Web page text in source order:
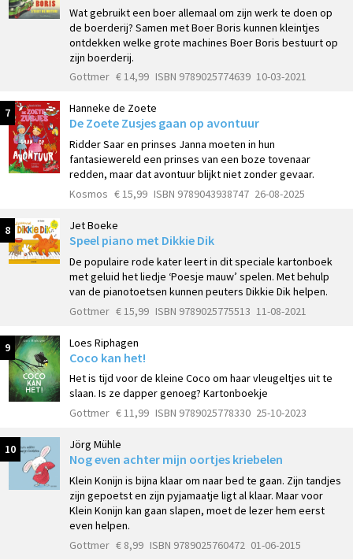
Wat gebruikt een boer allemaal om zijn werk te doen op
de boerderij? Samen met Boer Boris kunnen kleintjes
ontdekken welke grote machines Boer Boris bestuurt op
zijn boerderij.
Gottmer € 14,99 ISBN 9789025774639 10-03-2021
7 Hanneke de Zoete
De Zoete Zusjes gaan op avontuur
Ridder Saar en prinses Janna moeten in hun
fantasiewereld een prinses van een boze tovenaar
redden, maar dat avontuur blijkt niet zonder gevaar.
Kosmos € 15,99 ISBN 9789043938747 26-08-2025
8 Jet Boeke
Speel piano met Dikkie Dik
De populaire rode kater leert in dit speciale kartonboek
met geluid het liedje ‘Poesje mauw’ spelen. Met behulp
van de pianotoetsen kunnen peuters Dikkie Dik helpen.
Gottmer € 15,99 ISBN 9789025775513 11-08-2021
9 Loes Riphagen
Coco kan het!
Het is tijd voor de kleine Coco om haar vleugeltjes uit te
slaan. Is ze dapper genoeg? Kartonboekje
Gottmer € 11,99 ISBN 9789025778330 25-10-2023
10 Jörg Mühle
Nog even achter mijn oortjes kriebelen
Klein Konijn is bijna klaar om naar bed te gaan. Zijn tandjes
zijn gepoetst en zijn pyjamaatje ligt al klaar. Maar voor
Klein Konijn kan gaan slapen, moet de lezer hem eerst
even helpen.
Gottmer € 8,99 ISBN 9789025760472 01-06-2015